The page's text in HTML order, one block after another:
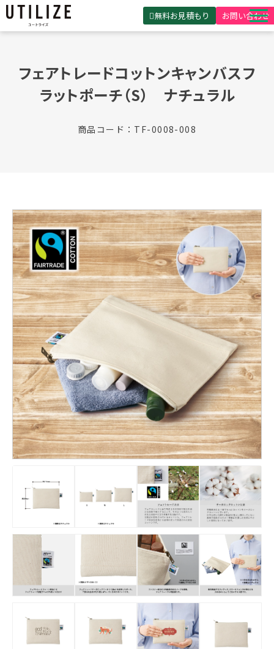
無料お見積もり お問い合わせ
製品・サービス
無料見積ガイド
フェアトレードコットンキャンバスフ
ラットポーチ（S）　ナチュラル
商品コード：TF-0008-008